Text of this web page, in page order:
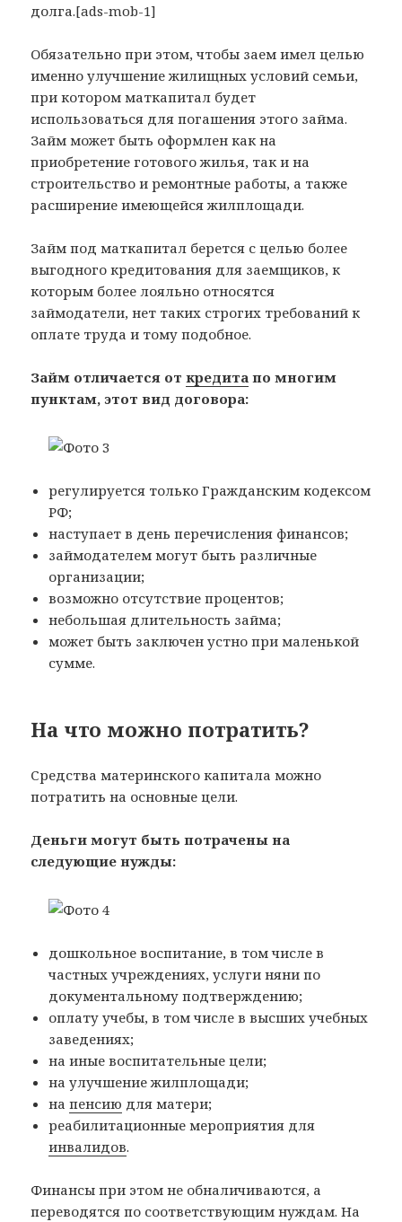
долга.[ads-mob-1]
Обязательно при этом, чтобы заем имел целью
именно улучшение жилищных условий семьи,
при котором маткапитал будет
использоваться для погашения этого займа.
Займ может быть оформлен как на
приобретение готового жилья, так и на
строительство и ремонтные работы, а также
расширение имеющейся жилплощади.
Займ под маткапитал берется с целью более
выгодного кредитования для заемщиков, к
которым более лояльно относятся
займодатели, нет таких строгих требований к
оплате труда и тому подобное.
Займ отличается откредита по многим
пунктам, этот вид договора:
регулируется только Гражданским кодексом
РФ;
наступает в день перечисления финансов;
займодателем могут быть различные
организации;
возможно отсутствие процентов;
небольшая длительность займа;
может быть заключен устно при маленькой
сумме.
На что можно потратить?
Средства материнского капитала можно
потратить на основные цели.
Деньги могут быть потрачены на
следующие нужды:
дошкольное воспитание, в том числе в
частных учреждениях, услуги няни по
документальному подтверждению;
оплату учебы, в том числе в высших учебных
заведениях;
на иные воспитательные цели;
на улучшение жилплощади;
напенсию для матери;
реабилитационные мероприятия для
инвалидов.
Финансы при этом не обналичиваются, а
переводятся по соответствующим нуждам. На